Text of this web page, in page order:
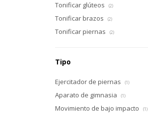
Tonificar glúteos (2)
Tonificar brazos (2)
Tonificar piernas (2)
Tipo
Ejercitador de piernas (1)
Aparato de gimnasia (1)
Movimiento de bajo impacto (1)